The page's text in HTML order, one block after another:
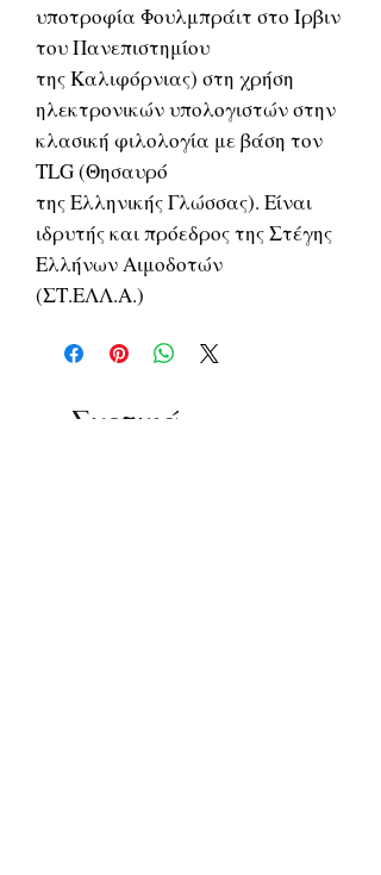
υποτροφία Φουλμπράιτ στο Ιρβιν
του Πανεπιστημίου
της Καλιφόρνιας) στη χρήση
ηλεκτρονικών υπολογιστών στην
κλασική φιλολογία με βάση τον
TLG (Θησαυρό
της Ελληνικής Γλώσσας). Είναι
ιδρυτής και πρόεδρος της Στέγης
Ελλήνων Αιμοδοτών
(ΣΤ.ΕΛΛ.Α.)
Σχετικά